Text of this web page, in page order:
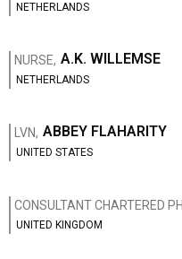
NETHERLANDS
NURSE, A.K. WILLEMSE
NETHERLANDS
LVN, ABBEY FLAHARITY
UNITED STATES
CONSULTANT CHARTERED
UNITED KINGDOM